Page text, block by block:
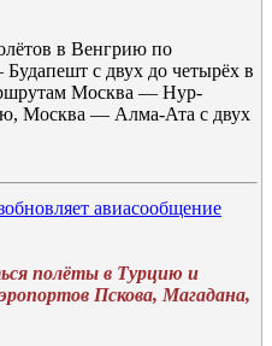
в Венгрию по
с двух до четырёх в
Москва — Нур-
Москва — Алма-Ата с двух
авиасообщение
полёты в Турцию и
Пскова, Магадана,